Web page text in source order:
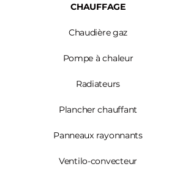
CHAUFFAGE
Chaudière gaz
Pompe à chaleur
Radiateurs
Plancher chauffant
Panneaux rayonnants
Ventilo-convecteur